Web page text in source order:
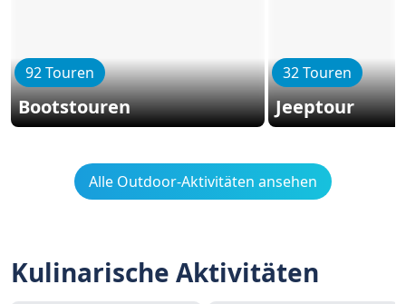
92 Touren
Bootstouren
32 Touren
Jeeptour
Alle Outdoor-Aktivitäten ansehen
Kulinarische Aktivitäten